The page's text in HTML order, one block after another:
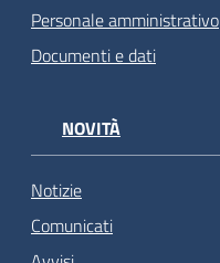
Personale amministrativo
Documenti e dati
NOVITÀ
Notizie
Comunicati